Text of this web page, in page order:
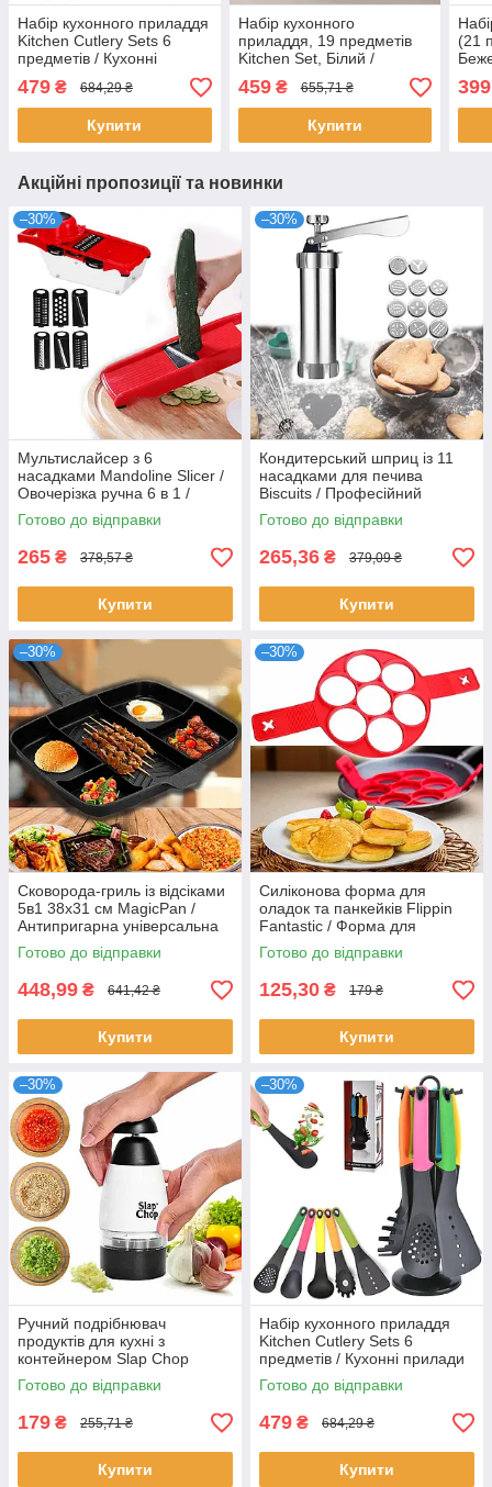
Набір кухонного приладдя
Kitchen Cutlery Sets 6
предметів / Кухонні
прилади для готування
479 ₴ 684,29 ₴
Купити
Набір кухонного
приладдя, 19 предметів
Kitchen Set, Білий /
Силіконовий кухонний
набір з підставкою
459₴ 655,71 ₴
Купити
(21
Акційні пропозиції та новинки
–30%
Мультислайсер з 6
насадками Mandoline Slicer /
Овочерізка ручна 6 в 1 /
Терка для овочів
Готово до відправки
265 ₴ 378,57 ₴
Купити
–30%
Кондитерський шприц із 11
насадками для печива
Biscuits / Професійний
кондитерський шприц для
тесту
Готово до відправки
265,36 ₴ 379,09 ₴
Купити
–30%
Сковорода-гриль із відсіками
5в1 38х31 см MagicPan /
Антипригарна універсальна
п'ятисекційна сковорода
Готово до відправки
448,99 ₴ 641,42 ₴
Купити
–30%
Силіконова форма для
оладок та панкейків Flippin
Fantastic / Форма для
смаження яєць та оладок
Готово до відправки
125,30 ₴ 179 ₴
Купити
–30%
Ручний подрібнювач
продуктів для кухні з
контейнером Slap Chop
AD10-9 / Механічна
овочерізка кухонна
Готово до відправки
179 ₴ 255,71 ₴
Купити
–30%
Набір кухонного приладдя
Kitchen Cutlery Sets 6
предметів / Кухонні прилади
для готування
Готово до відправки
479 ₴ 684,29 ₴
Купити